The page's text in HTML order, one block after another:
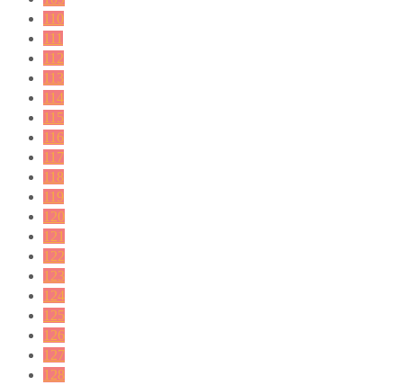
110
111
112
113
114
115
116
117
118
119
120
121
122
123
124
125
126
127
128